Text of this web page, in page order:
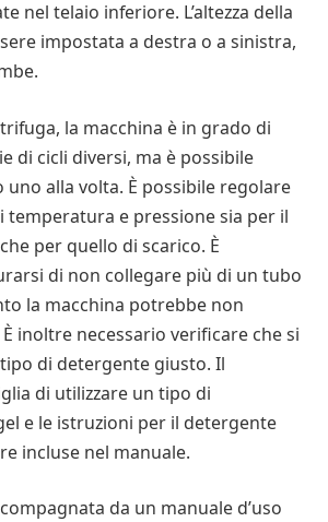
nel telaio inferiore. L’altezza della
impostata a destra o a sinistra,
la macchina è in grado di
di cicli diversi, ma è possibile
uno alla volta. È possibile regolare
temperatura e pressione sia per il
per quello di scarico. È
di non collegare più di un tubo
la macchina potrebbe non
inoltre necessario verificare che si
di detergente giusto. Il
di utilizzare un tipo di
e le istruzioni per il detergente
incluse nel manuale.
da un manuale d’uso